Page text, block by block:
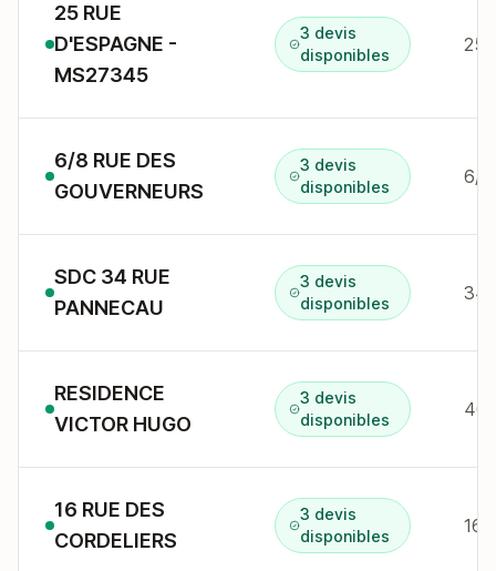
25 RUE
D'ESPAGNE -
MS27345
3 devis
disponibles
25
6/8 RUE DES
GOUVERNEURS
3 devis
disponibles
6/8
SDC 34 RUE
PANNECAU
3 devis
disponibles
34
RESIDENCE
VICTOR HUGO
3 devis
disponibles
40
16 RUE DES
CORDELIERS
3 devis
disponibles
16